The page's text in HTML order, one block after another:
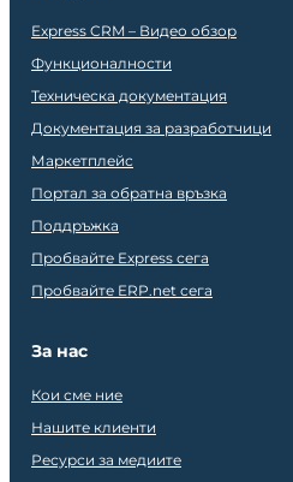
Express CRM – Видео обзор
Функционалности
Техническа документация
Документация за разработчици
Маркетплейс
Портал за обратна връзка
Поддръжка
Пробвайте Express сега
Пробвайте ERP.net сега
За нас
Кои сме ние
Нашите клиенти
Ресурси за медиите